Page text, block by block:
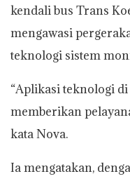
kendali bus Trans
mengawasi
teknologi sistem
“Aplikasi teknologi
memberikan
kata Nova.
Ia mengatakan,